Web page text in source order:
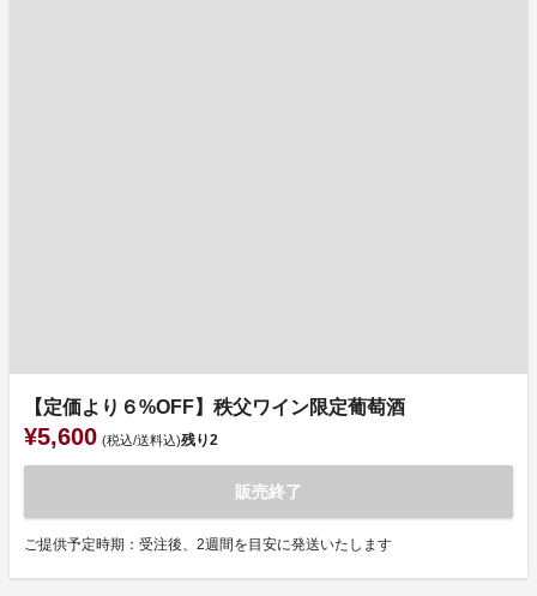
【定価より６%OFF】秩父ワイン限定葡萄酒
¥5,600 (税込/送料込)残り2
販売終了
ご提供予定時期：受注後、2週間を目安に発送いたします